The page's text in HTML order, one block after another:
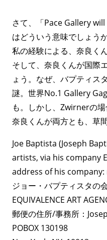
さて、「Pace Gallery
はどういう意味でしょうか
私の経験による、奈良く
そして、奈良くんが国際
ょう。なぜ、バプティス
謎。世界No.1 Gallery
も。しかし、Zwirnerの場
奈良くんが両方とも、草
Joe Baptista (Joseph
artists, via his company
address of his
ジョー・バプティスタの
EQUIVALENCE ART
郵便の住所/事務所：
POBOX 130198